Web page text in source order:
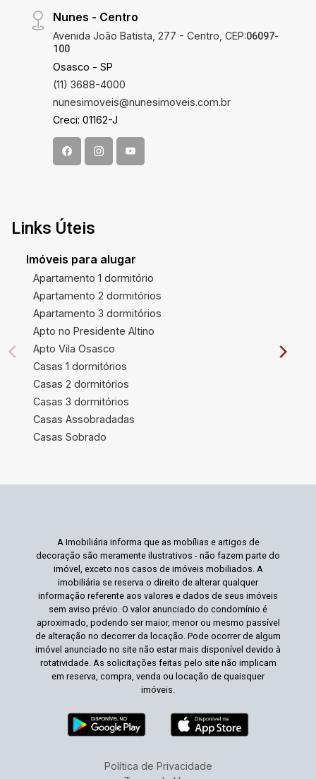
Nunes - Centro
Avenida João Batista, 277 - Centro, CEP:06097-
100
Osasco - SP
(11) 3688-4000
nunesimoveis@nunesimoveis.com.br
Creci: 01162-J
Links Úteis
Imóveis para alugar
Apartamento 1 dormitório
Apartamento 2 dormitórios
Apartamento 3 dormitórios
Apto no Presidente Altino
Apto Vila Osasco
Casas 1 dormitórios
Casas 2 dormitórios
Casas 3 dormitórios
Casas Assobradadas
Casas Sobrado
A Imobiliária informa que as mobílias e artigos de
decoração são meramente ilustrativos - não fazem parte do
imóvel, exceto nos casos de imóveis mobiliados. A
imobiliária se reserva o direito de alterar qualquer
informação referente aos valores e dados de seus imóveis
sem aviso prévio. O valor anunciado do condomínio é
aproximado, podendo ser maior, menor ou mesmo passível
de alteração no decorrer da locação. Pode ocorrer de algum
imóvel anunciado no site não estar mais disponível devido à
rotatividade. As solicitações feitas pelo site não implicam
em reserva, compra, venda ou locação de quaisquer
imóveis.
Política de Privacidade